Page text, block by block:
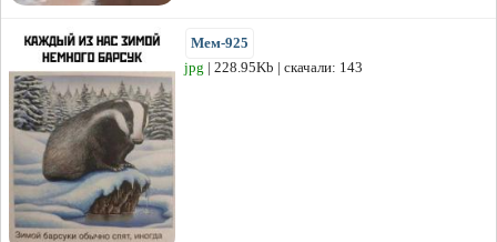
Мем-925
jpg | 228.95Kb | скачали: 143